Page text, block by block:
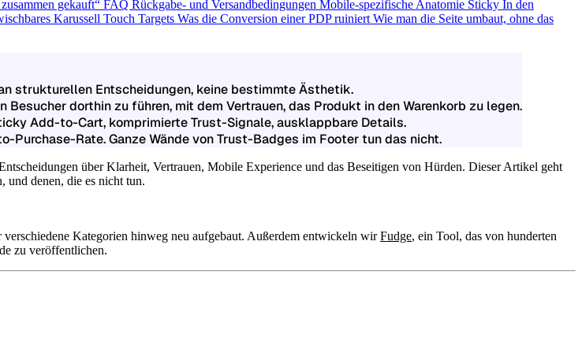
gekauft“ FAQ Rückgabe- und Versandbedingungen Mobile-spezifische Anatomie Sticky In den
Karussell Touch Targets Was die Conversion einer PDP ruiniert Wie man die Seite umbaut, ohne das
strukturellen Entscheidungen, keine bestimmte Ästhetik.
dorthin zu führen, mit dem Vertrauen, das Produkt in den Warenkorb zu legen.
Add-to-Cart, komprimierte Trust-Signale, ausklappbare Details.
Rate. Ganze Wände von Trust-Badges im Footer tun das nicht.
über Klarheit, Vertrauen, Mobile Experience und das Beseitigen von Hürden. Dieser Artikel geht
und denen, die es nicht tun.
Kategorien hinweg neu aufgebaut. Außerdem entwickeln wirFudge, ein Tool, das von hunderten
zu veröffentlichen.